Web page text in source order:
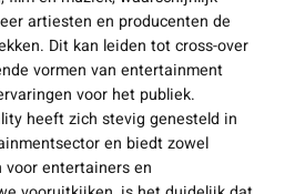
Van verbeterde graphics tot
de mogelijkheden zijn
tussen verschillende
film en muziek, waarschijnlijk
artiesten en producenten de
Dit kan leiden tot cross-over